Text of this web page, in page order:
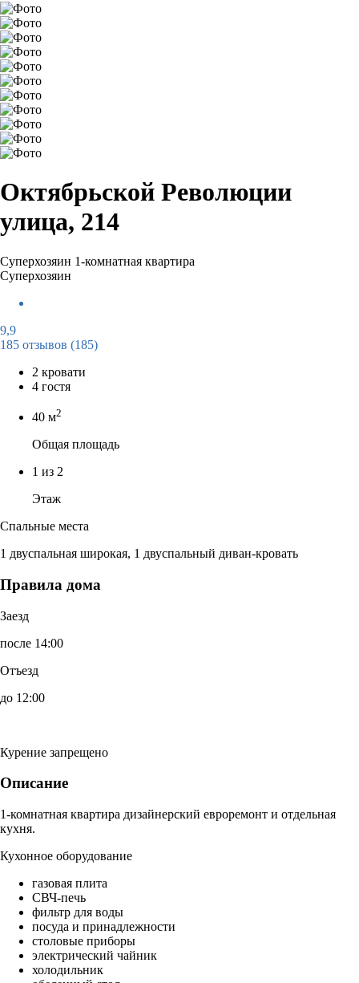
Октябрьской Революции
улица, 214
Суперхозяин 1-комнатная квартира
Суперхозяин
9,9
185 отзывов (185)
2 кровати
4 гостя
40 м2
Общая площадь
1 из 2
Этаж
Спальные места
1 двуспальная широкая, 1 двуспальный диван-кровать
Правила дома
Заезд
после 14:00
Отъезд
до 12:00
Курение запрещено
Описание
1-комнатная квартира дизайнерский евроремонт и отдельная
кухня.
Кухонное оборудование
газовая плита
СВЧ-печь
фильтр для воды
посуда и принадлежности
столовые приборы
электрический чайник
холодильник